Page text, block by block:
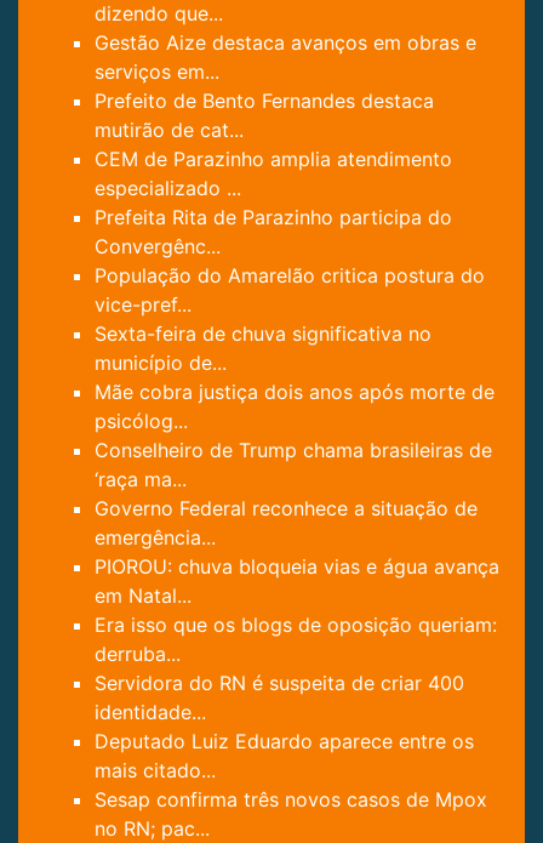
dizendo que...
Gestão Aize destaca avanços em obras e
serviços em...
Prefeito de Bento Fernandes destaca
mutirão de cat...
CEM de Parazinho amplia atendimento
especializado ...
Prefeita Rita de Parazinho participa do
Convergênc...
População do Amarelão critica postura do
vice-pref...
Sexta-feira de chuva significativa no
município de...
Mãe cobra justiça dois anos após morte de
psicólog...
Conselheiro de Trump chama brasileiras de
‘raça ma...
Governo Federal reconhece a situação de
emergência...
PIOROU: chuva bloqueia vias e água avança
em Natal...
Era isso que os blogs de oposição queriam:
derruba...
Servidora do RN é suspeita de criar 400
identidade...
Deputado Luiz Eduardo aparece entre os
mais citado...
Sesap confirma três novos casos de Mpox
no RN; pac...